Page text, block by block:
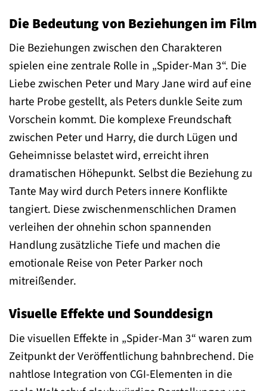
Die Bedeutung von Beziehungen im Film
Die Beziehungen zwischen den Charakteren
spielen eine zentrale Rolle in „Spider-Man 3“. Die
Liebe zwischen Peter und Mary Jane wird auf eine
harte Probe gestellt, als Peters dunkle Seite zum
Vorschein kommt. Die komplexe Freundschaft
zwischen Peter und Harry, die durch Lügen und
Geheimnisse belastet wird, erreicht ihren
dramatischen Höhepunkt. Selbst die Beziehung zu
Tante May wird durch Peters innere Konflikte
tangiert. Diese zwischenmenschlichen Dramen
verleihen der ohnehin schon spannenden
Handlung zusätzliche Tiefe und machen die
emotionale Reise von Peter Parker noch
mitreißender.
Visuelle Effekte und Sounddesign
Die visuellen Effekte in „Spider-Man 3“ waren zum
Zeitpunkt der Veröffentlichung bahnbrechend. Die
nahtlose Integration von CGI-Elementen in die